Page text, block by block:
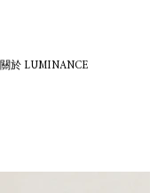
關於 LUMINANCE